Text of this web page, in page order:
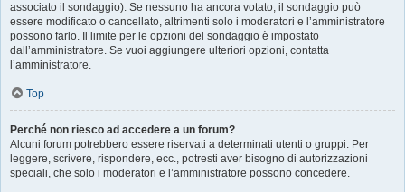
associato il sondaggio). Se nessuno ha ancora votato, il sondaggio può
essere modificato o cancellato, altrimenti solo i moderatori e l’amministratore
possono farlo. Il limite per le opzioni del sondaggio è impostato
dall’amministratore. Se vuoi aggiungere ulteriori opzioni, contatta
l’amministratore.
Top
Perché non riesco ad accedere a un forum?
Alcuni forum potrebbero essere riservati a determinati utenti o gruppi. Per
leggere, scrivere, rispondere, ecc., potresti aver bisogno di autorizzazioni
speciali, che solo i moderatori e l’amministratore possono concedere.